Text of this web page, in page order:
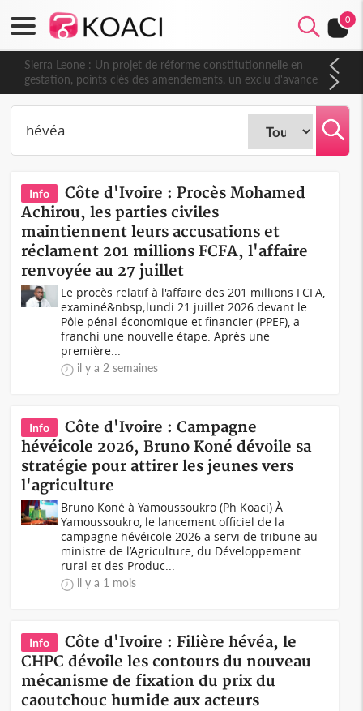
0
Sierra Leone : Un projet de réforme constitutionnelle en
gestation, points clés des amendements, un exclu d'avance
Info
Côte d'Ivoire : Procès Mohamed
Achirou, les parties civiles
maintiennent leurs accusations et
réclament 201 millions FCFA, l'affaire
renvoyée au 27 juillet
Le procès relatif à l'affaire des 201 millions FCFA,
examiné&nbsp;lundi 21 juillet 2026 devant le
Pôle pénal économique et financier (PPEF), a
franchi une nouvelle étape. Après une
première...
il y a 2 semaines
Info
Côte d'Ivoire : Campagne
hévéicole 2026, Bruno Koné dévoile sa
stratégie pour attirer les jeunes vers
l'agriculture
Bruno Koné à Yamoussoukro (Ph Koaci) À
Yamoussoukro, le lancement officiel de la
campagne hévéicole 2026 a servi de tribune au
ministre de l’Agriculture, du Développement
rural et des Produc...
il y a 1 mois
Info
Côte d'Ivoire : Filière hévéa, le
CHPC dévoile les contours du nouveau
mécanisme de fixation du prix du
caoutchouc humide aux acteurs